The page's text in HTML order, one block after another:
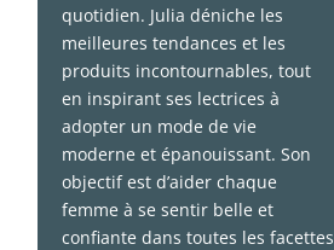
quotidien. Julia déniche les
meilleures tendances et les
produits incontournables, tout
en inspirant ses lectrices à
adopter un mode de vie
moderne et épanouissant. Son
objectif est d’aider chaque
femme à se sentir belle et
confiante dans toutes les facettes